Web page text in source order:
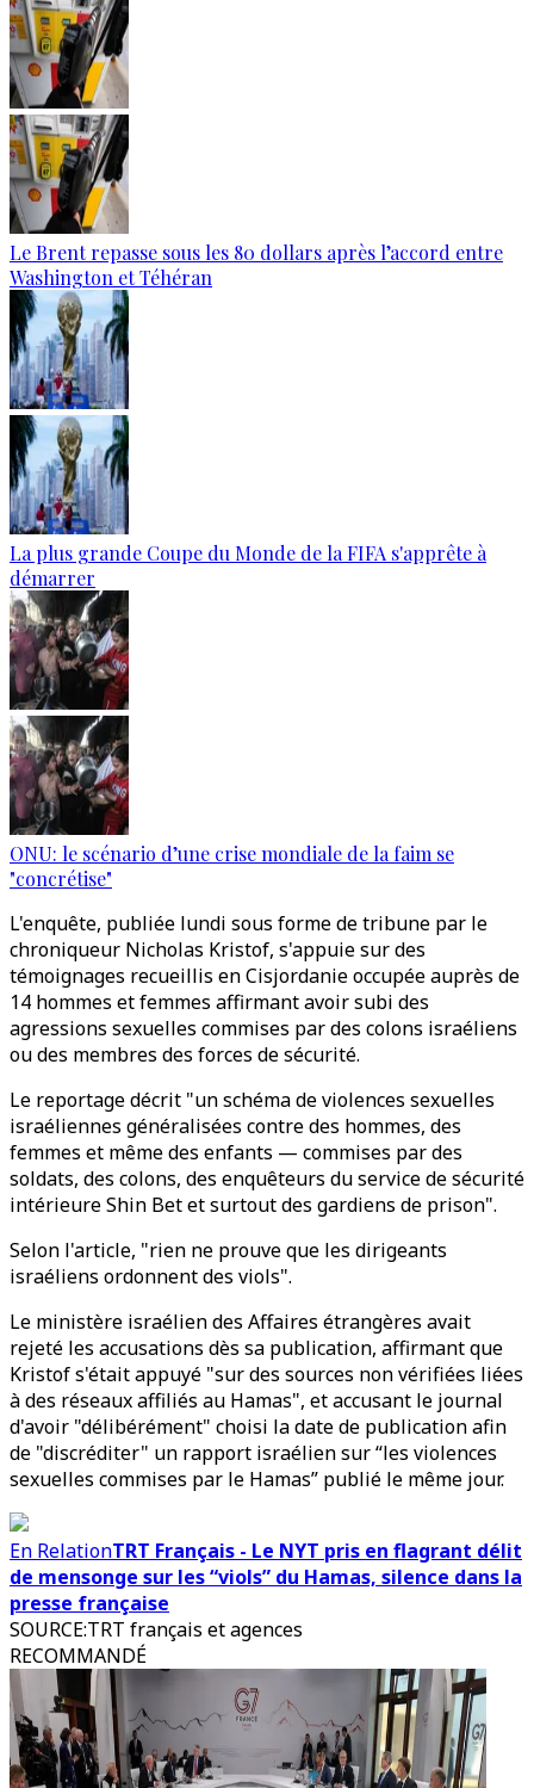
Le Brent repasse sous les 80 dollars après l’accord entre
Washington et Téhéran
La plus grande Coupe du Monde de la FIFA s'apprête à
démarrer
ONU: le scénario d’une crise mondiale de la faim se
"concrétise"
L'enquête, publiée lundi sous forme de tribune par le
chroniqueur Nicholas Kristof, s'appuie sur des
témoignages recueillis en Cisjordanie occupée auprès de
14 hommes et femmes affirmant avoir subi des
agressions sexuelles commises par des colons israéliens
ou des membres des forces de sécurité.
Le reportage décrit "un schéma de violences sexuelles
israéliennes généralisées contre des hommes, des
femmes et même des enfants — commises par des
soldats, des colons, des enquêteurs du service de sécurité
intérieure Shin Bet et surtout des gardiens de prison".
Selon l'article, "rien ne prouve que les dirigeants
israéliens ordonnent des viols".
Le ministère israélien des Affaires étrangères avait
rejeté les accusations dès sa publication, affirmant que
Kristof s'était appuyé "sur des sources non vérifiées liées
à des réseaux affiliés au Hamas", et accusant le journal
d'avoir "délibérément" choisi la date de publication afin
de "discréditer" un rapport israélien sur “les violences
sexuelles commises par le Hamas” publié le même jour.
En RelationTRT Français - Le NYT pris en flagrant délit
de mensonge sur les “viols” du Hamas, silence dans la
presse française
SOURCE:TRT français et agences
RECOMMANDÉ